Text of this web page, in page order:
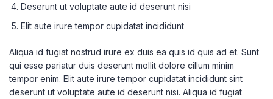
Deserunt ut voluptate aute id deserunt nisi
Elit aute irure tempor cupidatat incididunt
Aliqua id fugiat nostrud irure ex duis ea quis id quis ad et. Sunt
qui esse pariatur duis deserunt mollit dolore cillum minim
tempor enim. Elit aute irure tempor cupidatat incididunt sint
deserunt ut voluptate aute id deserunt nisi. Aliqua id fugiat